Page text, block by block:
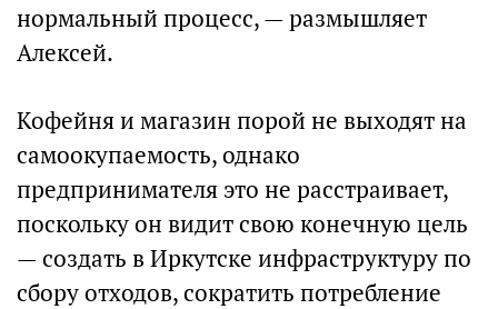
нормальный процесс, — размышляет
Алексей.
Кофейня и магазин порой не выходят на
самоокупаемость, однако
предпринимателя это не расстраивает,
поскольку он видит свою конечную цель
— создать в Иркутске инфраструктуру по
сбору отходов, сократить потребление